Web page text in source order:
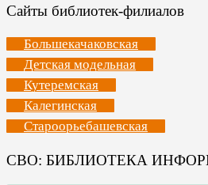
Сайты библиотек-филиалов
Большекачаковская
Детская модельная
Кутеремская
Калегинская
Староорьебашевская
СВО: БИБЛИОТЕКА